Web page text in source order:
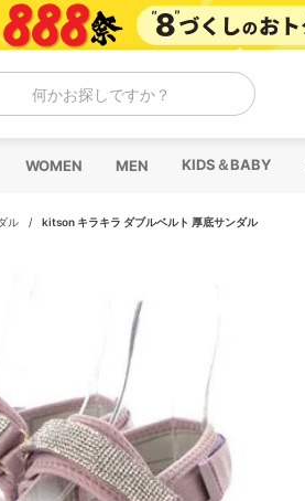
何かお探しですか？
WOMEN MEN KIDS＆BABY
ル / kitson キラキラ ダブルベルト 厚底サンダル